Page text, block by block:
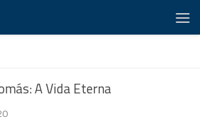
A Vida Eterna